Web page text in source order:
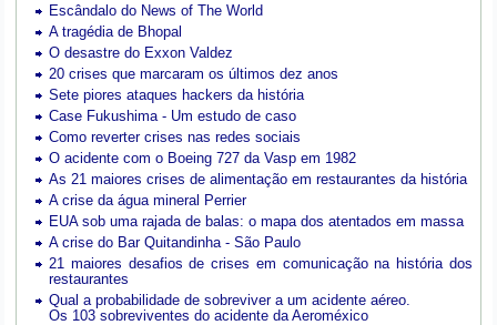
Escândalo do News of The World
A tragédia de Bhopal
O desastre do Exxon Valdez
20 crises que marcaram os últimos dez anos
Sete piores ataques hackers da história
Case Fukushima - Um estudo de caso
Como reverter crises nas redes sociais
O acidente com o Boeing 727 da Vasp em 1982
As 21 maiores crises de alimentação em restaurantes da história
A crise da água mineral Perrier
EUA sob uma rajada de balas: o mapa dos atentados em massa
A crise do Bar Quitandinha - São Paulo
21 maiores desafios de crises em comunicação na história dos
restaurantes
Qual a probabilidade de sobreviver a um acidente aéreo.
Os 103 sobreviventes do acidente da Aeroméxico